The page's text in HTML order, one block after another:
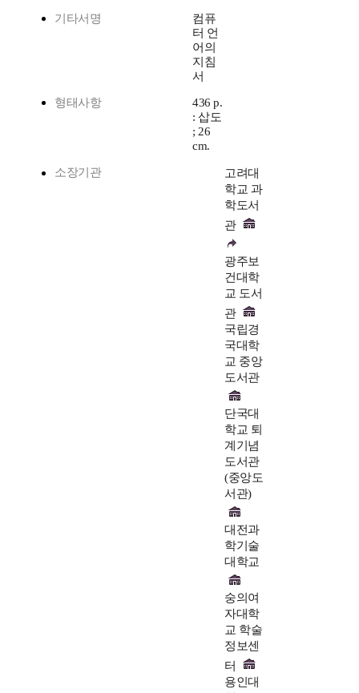
기타서명
컴퓨
터 언
어의
지침
서
형태사항
436 p.
: 삽도
; 26
cm.
소장기관
고려대
학교 과
학도서
관
광주보
건대학
교 도서
관
국립경
국대학
교 중앙
도서관
단국대
학교 퇴
계기념
도서관
(중앙도
서관)
대전과
학기술
대학교
숭의여
자대학
교 학술
정보센
터
용인대